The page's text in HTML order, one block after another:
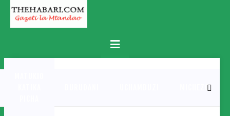
Skip
content
Primary
Menu
MICHEZO